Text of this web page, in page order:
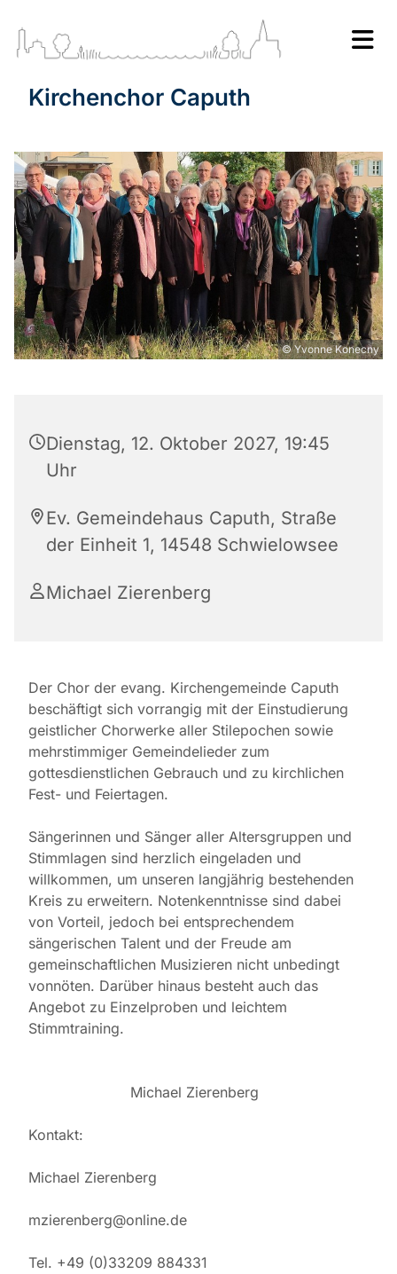
Kirchenchor Caputh
© Yvonne Konecny
Dienstag, 12. Oktober 2027, 19:45
Uhr
Ev. Gemeindehaus Caputh, Straße
der Einheit 1, 14548 Schwielowsee
Michael Zierenberg
Der Chor der evang. Kirchengemeinde Caputh
beschäftigt sich vorrangig mit der Einstudierung
geistlicher Chorwerke aller Stilepochen sowie
mehrstimmiger Gemeindelieder zum
gottesdienstlichen Gebrauch und zu kirchlichen
Fest- und Feiertagen.
Sängerinnen und Sänger aller Altersgruppen und
Stimmlagen sind herzlich eingeladen und
willkommen, um unseren langjährig bestehenden
Kreis zu erweitern. Notenkenntnisse sind dabei
von Vorteil, jedoch bei entsprechendem
sängerischen Talent und der Freude am
gemeinschaftlichen Musizieren nicht unbedingt
vonnöten. Darüber hinaus besteht auch das
Angebot zu Einzelproben und leichtem
Stimmtraining.
Michael Zierenberg
Kontakt:
Michael Zierenberg
mzierenberg@online.de
Tel. +49 (0)33209 884331